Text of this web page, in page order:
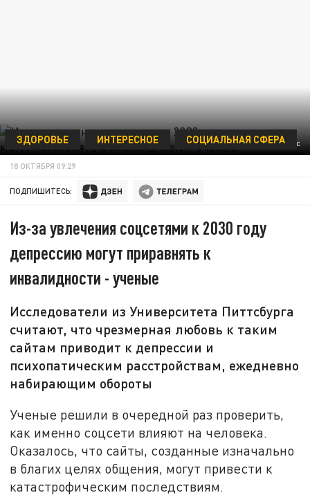
ФОТО - СЕРГЕЙ СЕВОСТЬЯНОВ, ТАСС
ЗДОРОВЬЕ ИНТЕРЕСНОЕ СОЦИАЛЬНАЯ СФЕРА
18 ОКТЯБРЯ 09:29
ПОДПИШИТЕСЬ:
Из-за увлечения соцсетями к 2030 году
депрессию могут приравнять к
инвалидности - ученые
Исследователи из Университета Питтсбурга
считают, что чрезмерная любовь к таким
сайтам приводит к депрессии и
психопатическим расстройствам, ежедневно
набирающим обороты
Ученые решили в очередной раз проверить,
как именно соцсети влияют на человека.
Оказалось, что сайты, созданные изначально
в благих целях общения, могут привести к
катастрофическим последствиям.